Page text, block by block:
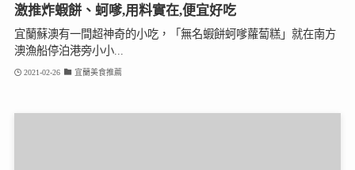
激推炸蝦餅、蚵嗲,用料實在,便宜好吃
宜蘭蘇澳有一間超神奇的小吃，「無名蝦餅蚵嗲蘿蔔糕」就在南方
澳漁船停泊港旁小小...
2021-02-26 宜蘭美食推薦